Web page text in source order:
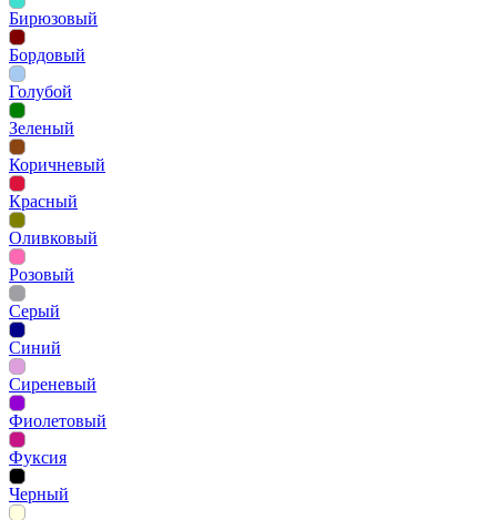
Бирюзовый
Бордовый
Голубой
Зеленый
Коричневый
Красный
Оливковый
Розовый
Серый
Синий
Сиреневый
Фиолетовый
Фуксия
Черный